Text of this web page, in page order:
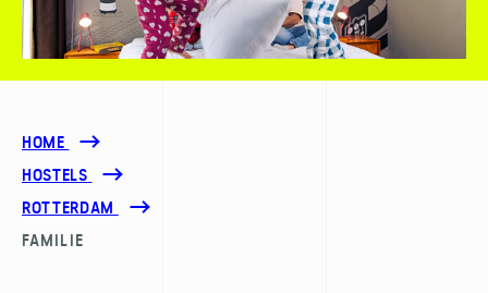
HOME
HOSTELS
ROTTERDAM
FAMILIE